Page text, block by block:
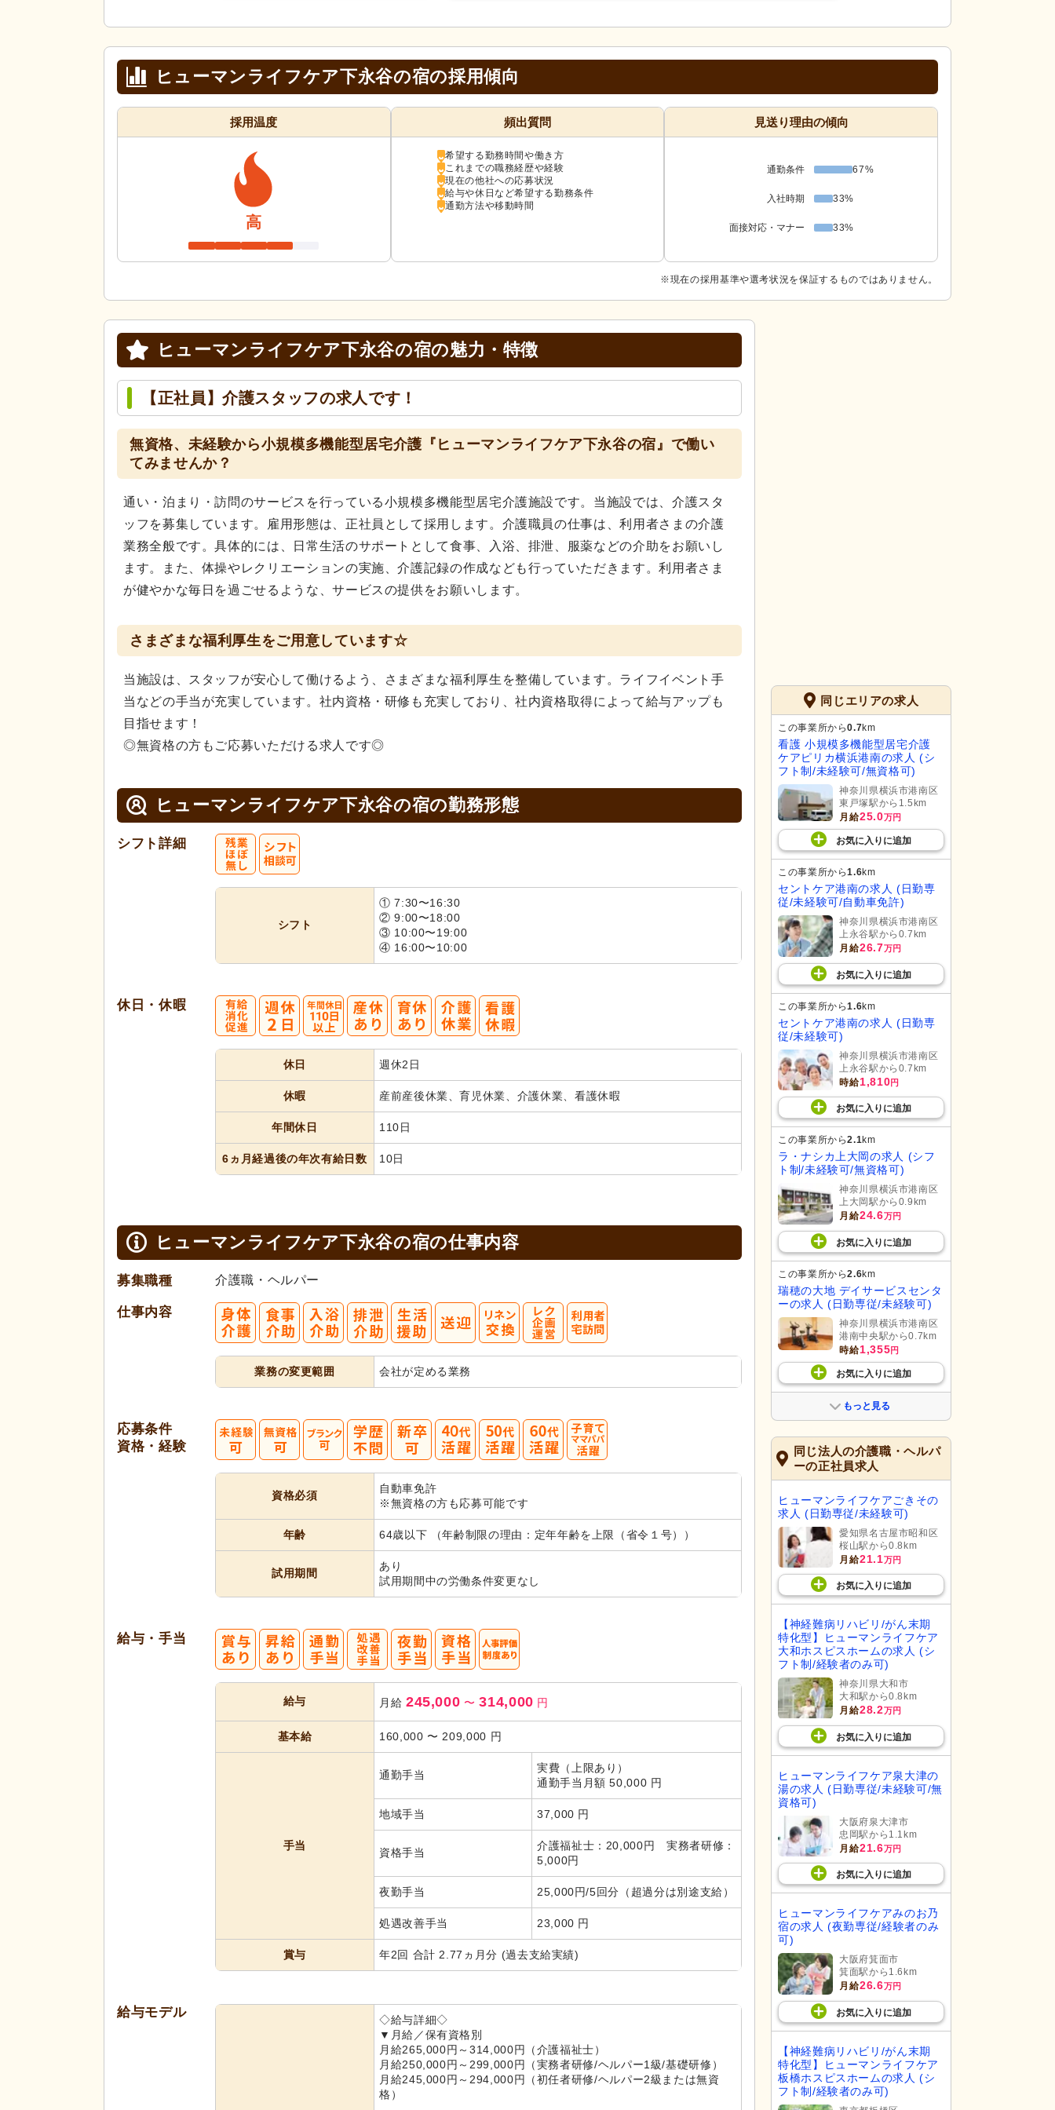
ヒューマンライフケア下永谷の宿の採用傾向
採用温度
高
頻出質問
希望する勤務時間や働き方
これまでの職務経歴や経験
現在の他社への応募状況
給与や休日など希望する勤務条件
通勤方法や移動時間
見送り理由の傾向
通勤条件 67%
入社時期 33%
面接対応・マナー 33%
※現在の採用基準や選考状況を保証するものではありません。
ヒューマンライフケア下永谷の宿の魅力・特徴
【正社員】介護スタッフの求人です！
無資格、未経験から小規模多機能型居宅介護『ヒューマンライフケア下永谷の宿』で働い
てみませんか？
通い・泊まり・訪問のサービスを行っている小規模多機能型居宅介護施設です。当施設では、介護スタ
ッフを募集しています。雇用形態は、正社員として採用します。介護職員の仕事は、利用者さまの介護
業務全般です。具体的には、日常生活のサポートとして食事、入浴、排泄、服薬などの介助をお願いし
ます。また、体操やレクリエーションの実施、介護記録の作成なども行っていただきます。利用者さま
が健やかな毎日を過ごせるような、サービスの提供をお願いします。
さまざまな福利厚生をご用意しています☆
当施設は、スタッフが安心して働けるよう、さまざまな福利厚生を整備しています。ライフイベント手
当などの手当が充実しています。社内資格・研修も充実しており、社内資格取得によって給与アップも
目指せます！
◎無資格の方もご応募いただける求人です◎
ヒューマンライフケア下永谷の宿の勤務形態
シフト詳細
シフト
① 7:30〜16:30
② 9:00〜18:00
③ 10:00〜19:00
④ 16:00〜10:00
休日・休暇
休日 週休2日
休暇 産前産後休業、育児休業、介護休業、看護休暇
年間休日 110日
6ヵ月経過後の年次有給日数 10日
ヒューマンライフケア下永谷の宿の仕事内容
募集職種 介護職・ヘルパー
仕事内容
業務の変更範囲 会社が定める業務
応募条件
資格・経験
資格必須
自動車免許
※無資格の方も応募可能です
年齢 64歳以下 （年齢制限の理由：定年年齢を上限（省令１号））
試用期間
あり
試用期間中の労働条件変更なし
給与・手当
給与 月給 245,000 〜 314,000 円
基本給 160,000 〜 209,000 円
手当
通勤手当
実費（上限あり）
通勤手当月額 50,000 円
地域手当 37,000 円
資格手当
介護福祉士：20,000円 実務者研修：
5,000円
夜勤手当 25,000円/5回分（超過分は別途支給）
処遇改善手当 23,000 円
賞与 年2回 合計 2.77ヵ月分 (過去支給実績)
給与モデル
◇給与詳細◇
▼月給／保有資格別
月給265,000円～314,000円（介護福祉士）
月給250,000円～299,000円（実務者研修/ヘルパー1級/基礎研修）
月給245,000円～294,000円（初任者研修/ヘルパー2級または無資
格）
同じエリアの求人
この事業所から0.7km
看護 小規模多機能型居宅介護
ケアピリカ横浜港南の求人 (シ
フト制/未経験可/無資格可)
神奈川県横浜市港南区
東戸塚駅から1.5km
月給25.0万円
お気に入り に追加
この事業所から1.6km
セントケア港南の求人 (日勤専
従/未経験可/自動車免許)
神奈川県横浜市港南区
上永谷駅から0.7km
月給26.7万円
お気に入り に追加
この事業所から1.6km
セントケア港南の求人 (日勤専
従/未経験可)
神奈川県横浜市港南区
上永谷駅から0.7km
時給1,810円
お気に入り に追加
この事業所から2.1km
ラ・ナシカ上大岡の求人 (シフ
ト制/未経験可/無資格可)
神奈川県横浜市港南区
上大岡駅から0.9km
月給24.6万円
お気に入り に追加
この事業所から2.6km
瑞穂の大地 デイサービスセンタ
ーの求人 (日勤専従/未経験可)
神奈川県横浜市港南区
港南中央駅から0.7km
時給1,355円
お気に入り に追加
もっと見る
同じ法人の介護職・ヘルパ
ーの正社員求人
ヒューマンライフケアごきその
求人 (日勤専従/未経験可)
愛知県名古屋市昭和区
桜山駅から0.8km
月給21.1万円
お気に入り に追加
【神経難病リハビリ/がん末期
特化型】ヒューマンライフケア
大和ホスピスホームの求人 (シ
フト制/経験者のみ可)
神奈川県大和市
大和駅から0.8km
月給28.2万円
お気に入り に追加
ヒューマンライフケア泉大津の
湯の求人 (日勤専従/未経験可/無
資格可)
大阪府泉大津市
忠岡駅から1.1km
月給21.6万円
お気に入り に追加
ヒューマンライフケアみのお乃
宿の求人 (夜勤専従/経験者のみ
可)
大阪府箕面市
箕面駅から1.6km
月給26.6万円
お気に入り に追加
【神経難病リハビリ/がん末期
特化型】ヒューマンライフケア
板橋ホスピスホームの求人 (シ
フト制/経験者のみ可)